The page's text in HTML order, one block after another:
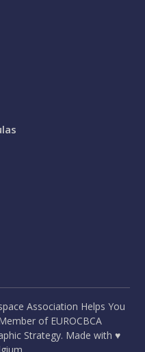
Association Helps You
of EUROCBCA
Strategy. Made with ♥